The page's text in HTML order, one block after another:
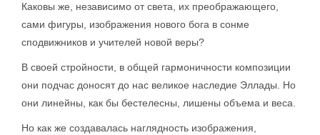
Каковы же, независимо от света, их преображающего,
сами фигуры, изображения нового бога в сонме
сподвижников и учителей новой веры?
В своей стройности, в общей гармоничности композиции
они подчас доносят до нас великое наследие Эллады. Но
они линейны, как бы бестелесны, лишены объема и веса.
Но как же создавалась наглядность изображения,